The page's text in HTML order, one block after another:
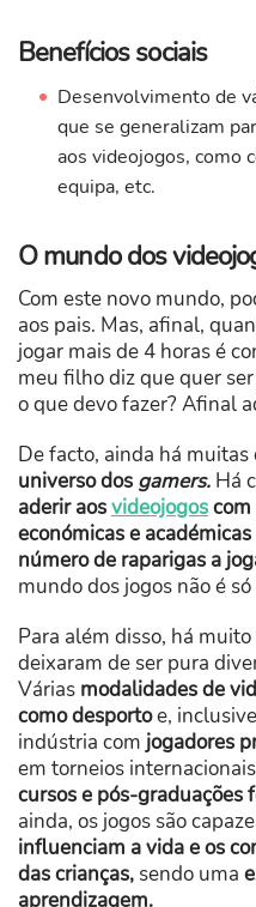
Benefícios sociais
Desenvolvimento de
que se generalizam
aos videojogos, como
equipa, etc.
O mundo dos
Com este novo mundo,
aos pais. Mas, afinal,
jogar mais de 4 horas é
meu filho diz que quer
o que devo fazer? Afinal
De facto, ainda há
universo dos gamers. Há
aderir aosvideojogos
económicas e académicas
número de raparigas a
mundo dos jogos não é
Para além disso, há
deixaram de ser pura
Várias modalidades de
como desportoe,
indústria com jogadores
em torneios
cursos e pós-graduações
ainda, os jogos são
influenciam a vida e os
das crianças, sendo uma
aprendizagem.